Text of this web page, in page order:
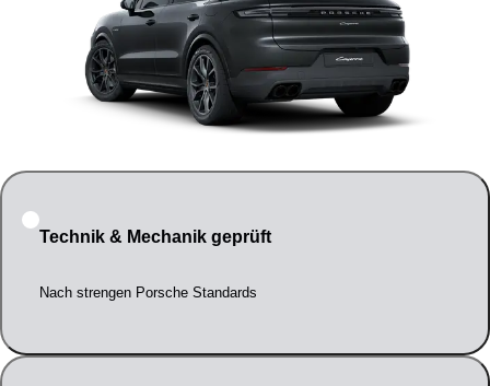
Technik & Mechanik geprüft
Nach strengen Porsche Standards